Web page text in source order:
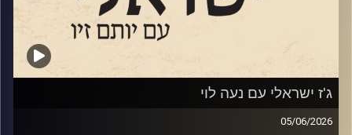
וגם, מתוך אלבום הדואט של יותם זילברשטיין והבסיסט רון
וסיימו עם סינגל מתוך אלבומו החדש והמשובח של
הסקסופוניסט אסף יוריה
ג'ז ישראלי עם נעה לוי
05/06/2026